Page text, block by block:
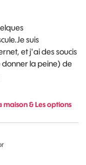
suis
et j'ai des soucis
donner la peine) de
maison & Les options